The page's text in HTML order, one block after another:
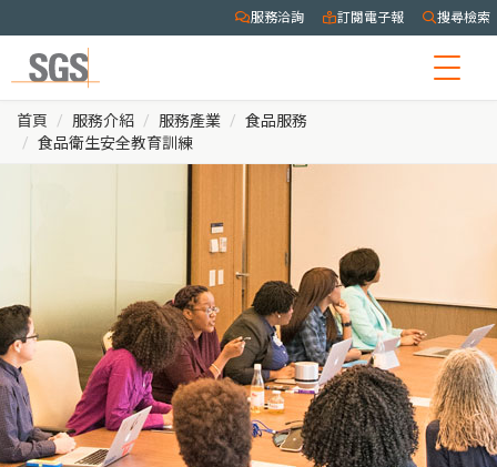
服務洽詢 訂閱電子報 搜尋檢索
首頁 服務介紹 服務產業
食品服務
食品衛生安全教育訓練